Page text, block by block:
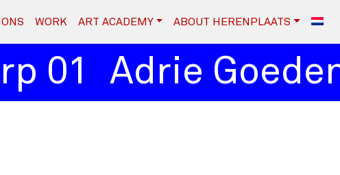
WORK ART ACADEMY ABOUT HERENPLAATS
01 Adrie